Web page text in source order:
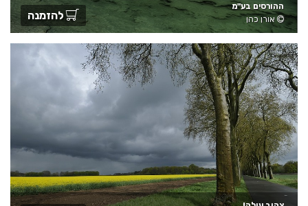
ההורסים בע"מ
אורן כהן
להזמנה